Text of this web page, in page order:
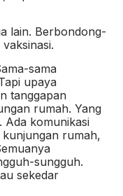
lain. Berbondong-
sama
upaya
tanggapan
rumah. Yang
Ada komunikasi
rumah,
sungguh.
sekedar